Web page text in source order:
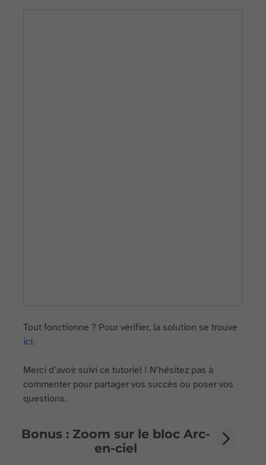
Tout fonctionne ? Pour vérifier, la solution se trouve
ici.
Merci d’avoir suivi ce tutoriel ! N’hésitez pas à
commenter pour partager vos succès ou poser vos
questions.
Bonus : Zoom sur le bloc Arc-
en-ciel